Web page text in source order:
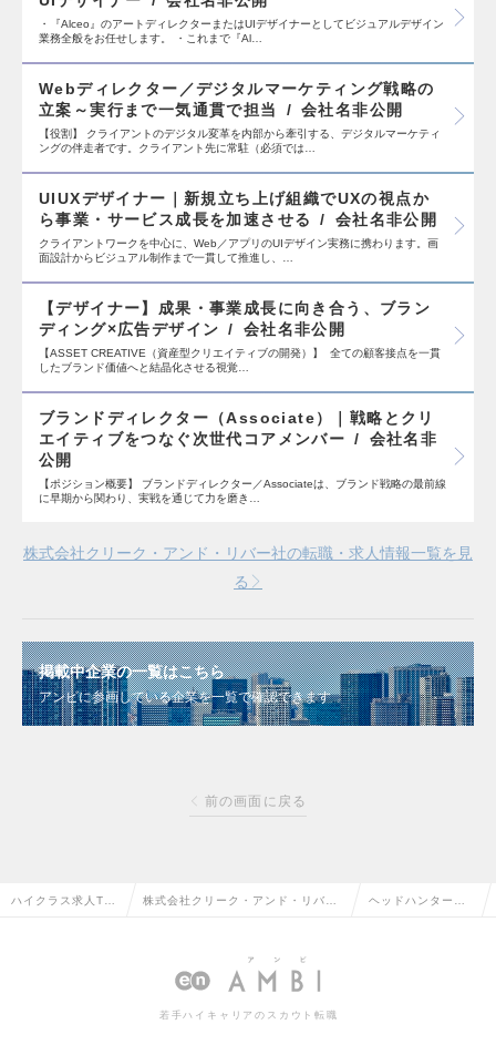
・『Alceo』のアートディレクターまたはUIデザイナーとしてビジュアルデザイン
業務全般をお任せします。 ・これまで『Al…
Webディレクター／デジタルマーケティング戦略の
立案～実行まで一気通貫で担当
会社名非公開
【役割】 クライアントのデジタル変革を内部から牽引する、デジタルマーケティ
ングの伴走者です。クライアント先に常駐（必須では…
UIUXデザイナー｜新規立ち上げ組織でUXの視点か
ら事業・サービス成長を加速させる
会社名非公開
クライアントワークを中心に、Web／アプリのUIデザイン実務に携わります。画
面設計からビジュアル制作まで一貫して推進し、…
【デザイナー】成果・事業成長に向き合う、ブラン
ディング×広告デザイン
会社名非公開
【ASSET CREATIVE（資産型クリエイティブの開発）】 全ての顧客接点を一貫
したブランド価値へと結晶化させる視覚…
ブランドディレクター（Associate）｜戦略とクリ
エイティブをつなぐ次世代コアメンバー
会社名非
公開
【ポジション概要】 ブランドディレクター／Associateは、ブランド戦略の最前線
に早期から関わり、実戦を通じて力を磨き…
株式会社クリーク・アンド・リバー社の転職・求人情報一覧を見
る
掲載中企業の一覧はこちら
アンビに参画している企業を一覧で確認できます
前の画面に戻る
ハイクラス求人TO 株式会社クリーク・アンド・リバー ヘッドハンター情
若手ハイキャリアのスカウト転職